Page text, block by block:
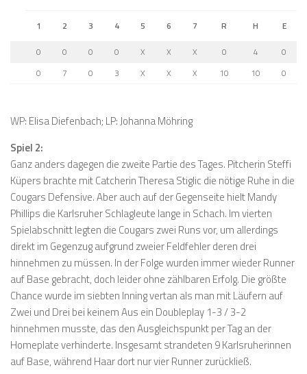
1 2 3 4 5 6 7 R H
E
0
0 0 0 X X X 0 4
0
0
7 0 3 X X X 10 10 0
WP: Elisa Diefenbach; LP: Johanna Möhring
Spiel 2:
Ganz anders dagegen die zweite Partie des Tages. Pitcherin Steffi
Küpers brachte mit Catcherin Theresa Stiglic die nötige Ruhe in die
Cougars Defensive. Aber auch auf der Gegenseite hielt Mandy
Phillips die Karlsruher Schlagleute lange in Schach. Im vierten
Spielabschnitt legten die Cougars zwei Runs vor, um allerdings
direkt im Gegenzug aufgrund zweier Feldfehler deren drei
hinnehmen zu müssen. In der Folge wurden immer wieder Runner
auf Base gebracht, doch leider ohne zählbaren Erfolg. Die größte
Chance wurde im siebten Inning vertan als man mit Läufern auf
Zwei und Drei bei keinem Aus ein Doubleplay 1-3 / 3-2
hinnehmen musste, das den Ausgleichspunkt per Tag an der
Homeplate verhinderte. Insgesamt strandeten 9 Karlsruherinnen
auf Base, während Haar dort nur vier Runner zurückließ.